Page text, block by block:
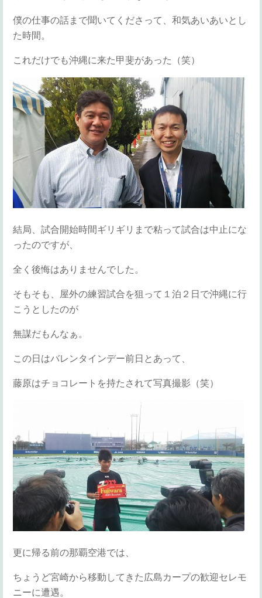
僕の仕事の話まで聞いてくださって、和気あいあいとし
た時間。
これだけでも沖縄に来た甲斐があった（笑）
結局、試合開始時間ギリギリまで粘って試合は中止にな
ったのですが、
全く後悔はありませんでした。
そもそも、屋外の練習試合を狙って１泊２日で沖縄に行
こうとしたのが
無謀だもんなぁ。
この日はバレンタインデー前日とあって、
藤原はチョコレートを持たされて写真撮影（笑）
更に帰る前の那覇空港では、
ちょうど宮崎から移動してきた広島カープの歓迎セレモ
ニーに遭遇。